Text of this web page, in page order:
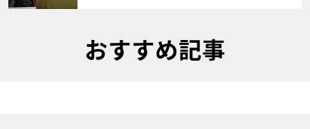
おすすめ記事